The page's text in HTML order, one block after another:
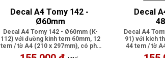
Decal A4 Tomy 142 -
Ø60mm
Decal A4 Tomy 142 - Ø60mm (K-
112) với đường kính tem 60mm, 12
tem / tờ A4 (210 x 297mm), có phủ
lớp ..
Decal
Decal A4
91) với kích
44 tem / tờ